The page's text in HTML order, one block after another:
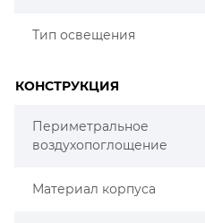
Тип освещения
КОНСТРУКЦИЯ
Периметральное
воздухопоглощение
Материал корпуса